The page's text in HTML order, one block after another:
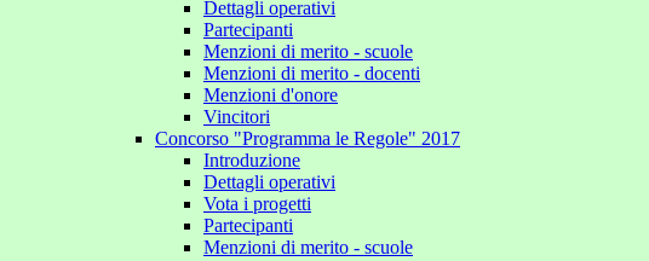
Dettagli operativi
Partecipanti
Menzioni di merito - scuole
Menzioni di merito - docenti
Menzioni d'onore
Vincitori
Concorso "Programma le Regole" 2017
Introduzione
Dettagli operativi
Vota i progetti
Partecipanti
Menzioni di merito - scuole